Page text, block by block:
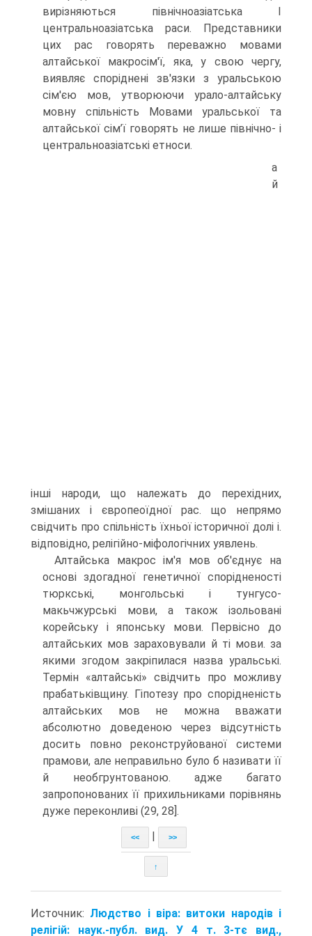
вирізняються північноазіатська І
центральноазіатська раси. Представники
цих рас говорять переважно мовами
алтайської макросім'ї, яка, у свою чергу,
виявляє споріднені зв'язки з уральсь­кою
сім'єю мов, утворюючи урало-алтайську
мовну спільність Мовами ураль­ської та
алтайської сім’ї говорять не лише північно- і
центральноазіатські етно­си.
а
й
інші народи, що належать до перехідних,
змішаних і європеоїдної рас. що непрямо
свідчить про спільність їхньої історичної долі і.
відповідно, релігій­но-міфологічних уявлень.
Алтайська макрос ім'я мов об'єднує на
основі здогадної генетичної спорід­неності
тюркські, монгольські і тунгусо-
макьчжурські мови, а також ізольовані
корейську і японську мови. Первісно до
алтайських мов зараховували й ті мови. за
якими згодом закріпилася назва уральські.
Термін «алтайські» свідчить про можливу
прабатьківщину. Гіпотезу про спорідненість
алтайських мов не мож­на вважати
абсолютно доведеною через відсутність
досить повно реконст­руйованої системи
прамови, але неправильно було б називати її
й необгрун­тованою. адже багато
запропонованих її прихильниками порівнянь
дуже переконливі (29, 28].
<< >>
↑
Источник: Людство і віра: витоки народів і
релігій: наук.-публ. вид. У 4 т. 3-тє вид.,